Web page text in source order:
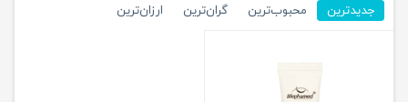
جدیدترین محبوب‌ترین گران‌ترین ارزان‌ترین